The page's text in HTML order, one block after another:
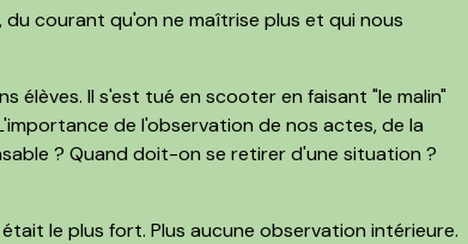
courant qu'on ne maîtrise plus et qui nous
élèves. Il s'est tué en scooter en faisant "le malin"
de l'observation de nos actes, de la
? Quand doit-on se retirer d'une situation ?
le plus fort. Plus aucune observation intérieure.